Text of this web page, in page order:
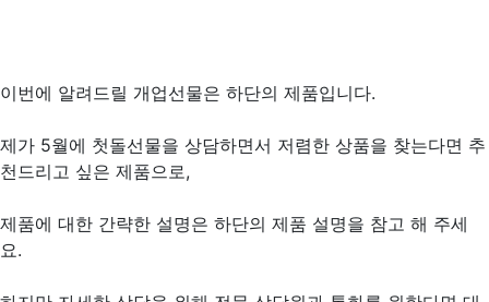
이번에 알려드릴 개업선물은 하단의 제품입니다.
제가 5월에 첫돌선물을 상담하면서 저렴한 상품을 찾는다면 추
천드리고 싶은 제품으로,
제품에 대한 간략한 설명은 하단의 제품 설명을 참고 해 주세
요.